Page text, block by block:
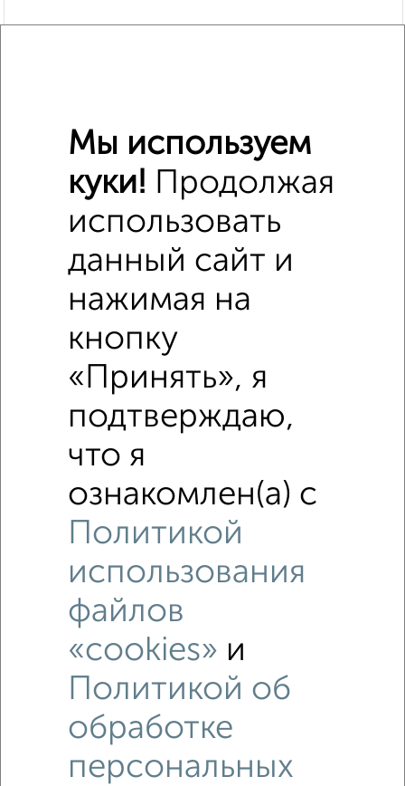
Похожие предложения рядом
Комнаты в общежитии недалеко от Московская 68
Рядом, с меньшей ценой
Комнаты в общежитии
Мы используем
куки! Продолжая
использовать
данный сайт и
нажимая на
кнопку
«Принять», я
подтверждаю,
что я
ознакомлен(а) с
Политикой
использования
файлов
«cookies» и
Политикой об
обработке
персональных